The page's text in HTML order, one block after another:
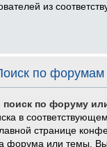
из
по форумам
поиск по форуму
в
странице
форума или темы.